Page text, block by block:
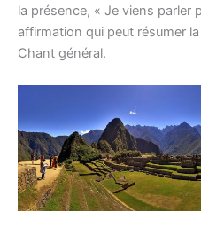
la présence, « Je viens parler
affirmation qui peut résumer
Chant général.